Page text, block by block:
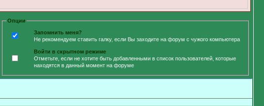
Опции
Запомнить меня?
Не рекомендуем ставить галку, если Вы заходите на форум с чужого компьютера
Войти в скрытном режиме
Отметьте, если не хотите быть добавленными в список пользователей, которые
находятся в данный момент на форуме